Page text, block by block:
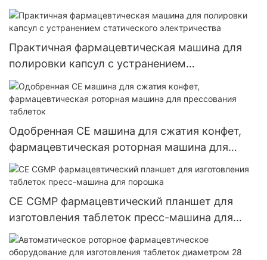
щетки ДЗП-350А
Практичная фармацевтическая машина для
полировки капсул с устранением
статического электричества
Одобренная CE машина для сжатия конфет,
фармацевтическая роторная машина для
прессования таблеток
CE CGMP фармацевтический планшет для
изготовления таблеток пресс-машина для
порошка